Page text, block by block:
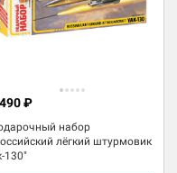
набор
лёгкий штурмовик
130"
₽